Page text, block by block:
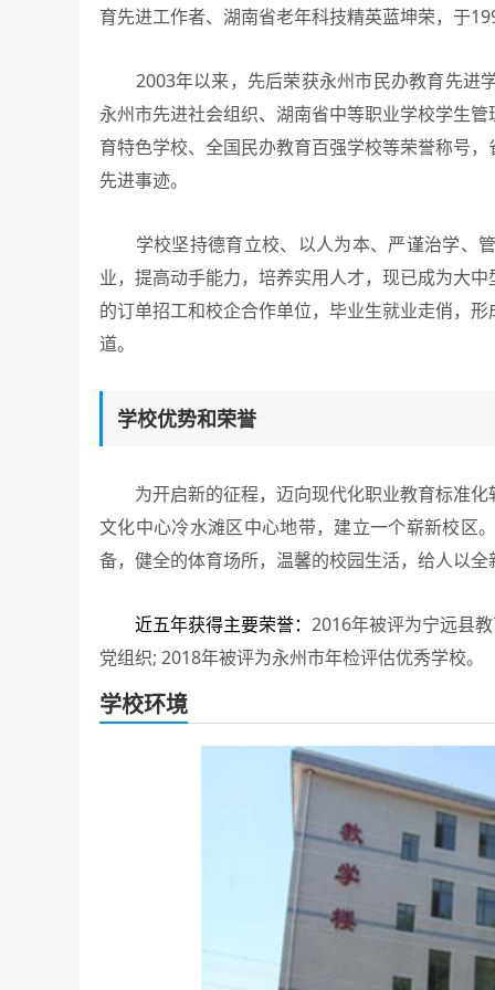
育先进工作者、湖南省老年科技精英蓝坤荣，于
2003年以来，先后荣获永州市民办教育先进
永州市先进社会组织、湖南省中等职业学校学生
育特色学校、全国民办教育百强学校等荣誉称号
先进事迹。
学校坚持德育立校、以人为本、严谨治学、
业，提高动手能力，培养实用人才，现已成为大
的订单招工和校企合作单位，毕业生就业走俏，
道。
学校优势和荣誉
为开启新的征程，迈向现代化职业教育标准化
文化中心冷水滩区中心地带，建立一个崭新校区
备，健全的体育场所，温馨的校园生活，给人以
近五年获得主要荣誉： 2016年被评为宁远县
党组织; 2018年被评为永州市年检评估优秀学校。
学校环境